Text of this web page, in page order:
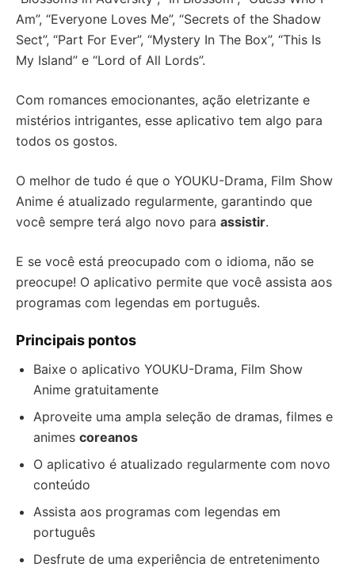
Am”, “Everyone Loves Me”, “Secrets of the Shadow
Sect”, “Part For Ever”, “Mystery In The Box”, “This Is
My Island” e “Lord of All Lords”.
Com romances emocionantes, ação eletrizante e
mistérios intrigantes, esse aplicativo tem algo para
todos os gostos.
O melhor de tudo é que o YOUKU-Drama, Film Show
Anime é atualizado regularmente, garantindo que
você sempre terá algo novo para assistir.
E se você está preocupado com o idioma, não se
preocupe! O aplicativo permite que você assista aos
programas com legendas em português.
Principais pontos
Baixe o aplicativo YOUKU-Drama, Film Show
Anime gratuitamente
Aproveite uma ampla seleção de dramas, filmes e
animes coreanos
O aplicativo é atualizado regularmente com novo
conteúdo
Assista aos programas com legendas em
português
Desfrute de uma experiência de entretenimento